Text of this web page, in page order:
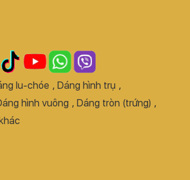
lu-chóe , Dáng hình trụ ,
hình vuông , Dáng tròn (trứng) ,